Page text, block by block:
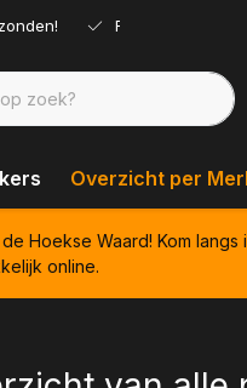
Ruim assortiment!
Overzicht per
Hoekse Waard! Kom
online.